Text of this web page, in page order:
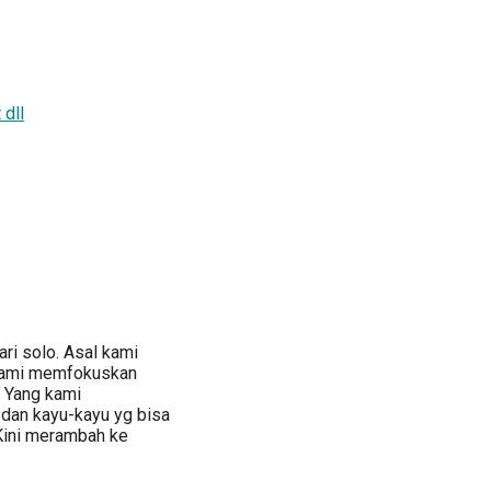
dll
solo. Asal kami
memfokuskan
kami
kayu-kayu yg bisa
merambah ke